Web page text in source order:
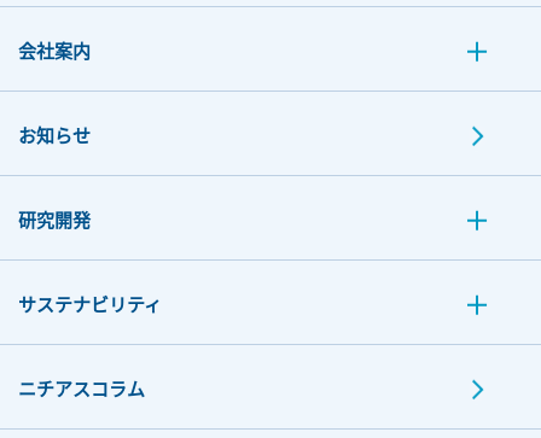
会社案内
お知らせ
研究開発
サステナビリティ
ニチアスコラム